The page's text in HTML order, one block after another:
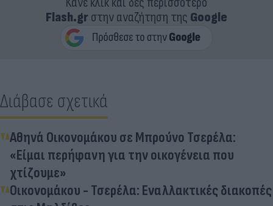
Flash.grστην αναζήτηση της Google
Διάβασε σχετικά
Αθηνά Οικονομάκου σε Μπρούνο Τσερέλα:
«Είμαι περήφανη για την οικογένεια που
χτίζουμε»
Οικονομάκου - Τσερέλα: Εναλλακτικές διακοπές